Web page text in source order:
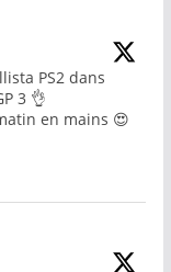
PS2 dans
3 👌
en mains 😍